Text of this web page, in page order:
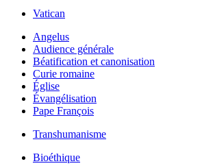
Vatican
Angelus
Audience générale
Béatification et canonisation
Curie romaine
Église
Évangélisation
Pape François
Transhumanisme
Bioéthique